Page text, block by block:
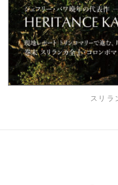
スリラ